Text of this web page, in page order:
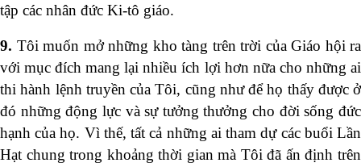
tập các nhân đức Ki-tô giáo.
9. Tôi muốn mở những kho tàng trên trời của Giáo hội ra
với mục đích mang lại nhiều ích lợi hơn nữa cho những ai
thi hành lệnh truyền của Tôi, cũng như để họ thấy được ở
đó những động lực và sự tưởng thưởng cho đời sống đức
hạnh của họ. Vì thế, tất cả những ai tham dự các buổi Lần
Hạt chung trong khoảng thời gian mà Tôi đã ấn định trên